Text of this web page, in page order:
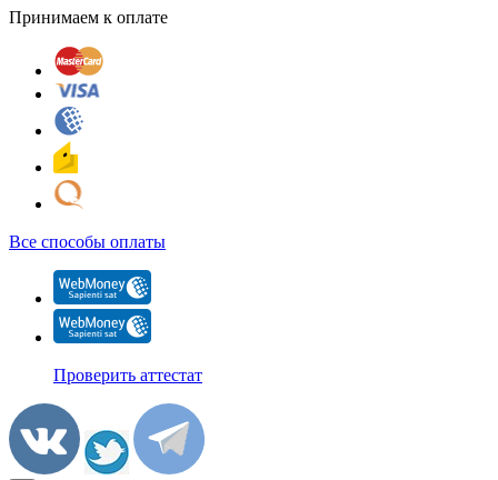
Принимаем к оплате
Все способы оплаты
Проверить аттестат